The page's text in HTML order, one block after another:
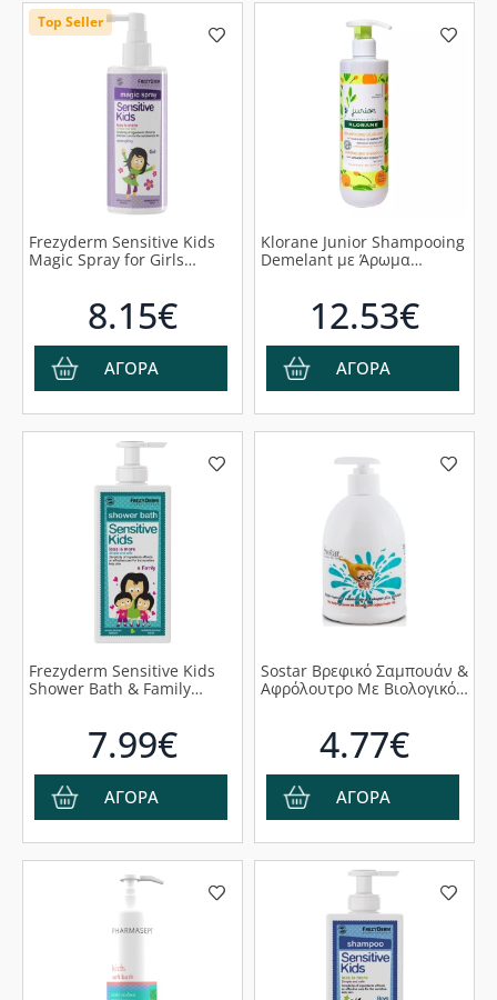
Top Seller
Frezyderm Sensitive Kids
Magic Spray for Girls
8.15€
ΑΓΟΡΑ
Klorane Junior Shampooing
Demelant με Άρωμα
12.53€
ΑΓΟΡΑ
Frezyderm Sensitive Kids
Shower Bath & Family
7.99€
ΑΓΟΡΑ
Sostar Βρεφικό Σαμπουάν &
Αφρόλουτρο Με Βιολογικό
4.77€
ΑΓΟΡΑ